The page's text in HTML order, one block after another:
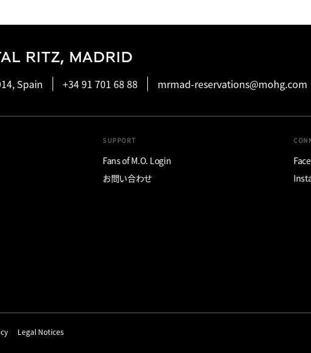
RITZ, MADRID
Spain
+34 91 701 68 88 mrmad-reservations@mohg.com
SUPPORT
Fans of M.O. Login
お問い合わせ
Legal Notices